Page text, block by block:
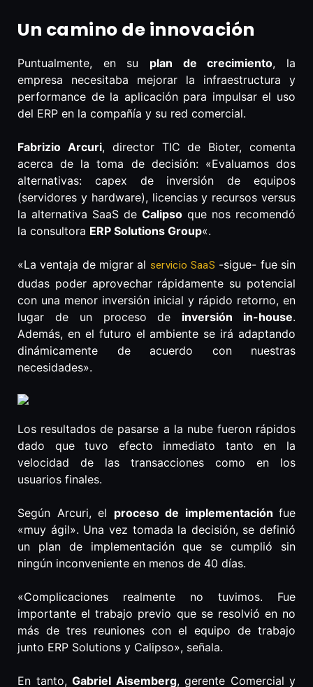
Un camino de innovación
Puntualmente, en su plan de crecimiento, la
empresa necesitaba mejorar la infraestructura y
performance de la aplicación para impulsar el uso
del ERP en la compañía y su red comercial.
Fabrizio Arcuri, director TIC de Bioter, comenta
acerca de la toma de decisión: «Evaluamos dos
alternativas: capex de inversión de equipos
(servidores y hardware), licencias y recursos versus
la alternativa SaaS de Calipso que nos recomendó
la consultora ERP Solutions Group«.
«La ventaja de migrar al servicio SaaS -sigue- fue sin
dudas poder aprovechar rápidamente su potencial
con una menor inversión inicial y rápido retorno, en
lugar de un proceso de inversión in-house.
Además, en el futuro el ambiente se irá adaptando
dinámicamente de acuerdo con nuestras
necesidades».
Los resultados de pasarse a la nube fueron rápidos
dado que tuvo efecto inmediato tanto en la
velocidad de las transacciones como en los
usuarios finales.
Según Arcuri, el proceso de implementación fue
«muy ágil». Una vez tomada la decisión, se definió
un plan de implementación que se cumplió sin
ningún inconveniente en menos de 40 días.
«Complicaciones realmente no tuvimos. Fue
importante el trabajo previo que se resolvió en no
más de tres reuniones con el equipo de trabajo
junto ERP Solutions y Calipso», señala.
En tanto, Gabriel Aisemberg, gerente Comercial y